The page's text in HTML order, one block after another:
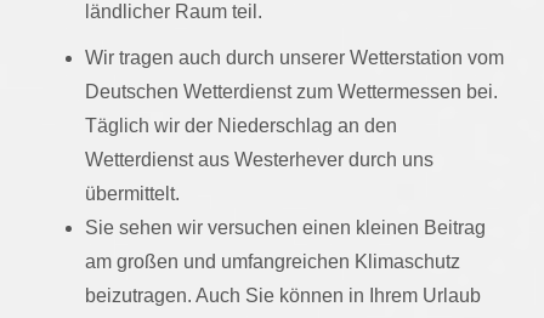
ländlicher Raum teil.
Wir tragen auch durch unserer Wetterstation vom
Deutschen Wetterdienst zum Wettermessen bei.
Täglich wir der Niederschlag an den
Wetterdienst aus Westerhever durch uns
übermittelt.
Sie sehen wir versuchen einen kleinen Beitrag
am großen und umfangreichen Klimaschutz
beizutragen. Auch Sie können in Ihrem Urlaub